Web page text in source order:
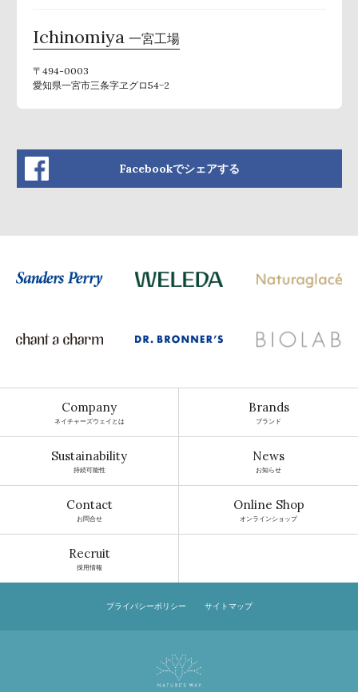
Ichinomiya 一宮工場
〒494-0003
愛知県一宮市三条字ヱグロ54−2
Facebookでシェアする
Company
ネイチャーズウェイとは
Brands
ブランド
Sustainability
持続可能性
News
お知らせ
Contact
お問合せ
Online Shop
オンラインショップ
Recruit
採用情報
プライバシーポリシー サイトマップ